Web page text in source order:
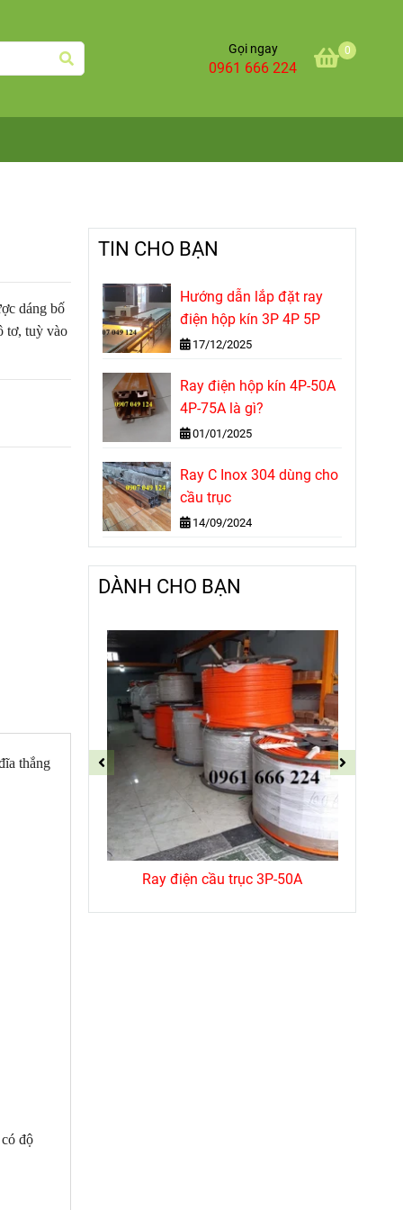
Gọi ngay
0961 666 224
0
dáng bố
tơ, tuỳ vào
thắng
độ
TIN CHO BẠN
Hướng dẫn lắp đặt ray
điện hộp kín 3P 4P 5P
17/12/2025
Ray điện hộp kín 4P-50A
4P-75A là gì?
01/01/2025
Ray C Inox 304 dùng cho
cầu trục
14/09/2024
DÀNH CHO BẠN
Ray điện cầu trục 3P-50A